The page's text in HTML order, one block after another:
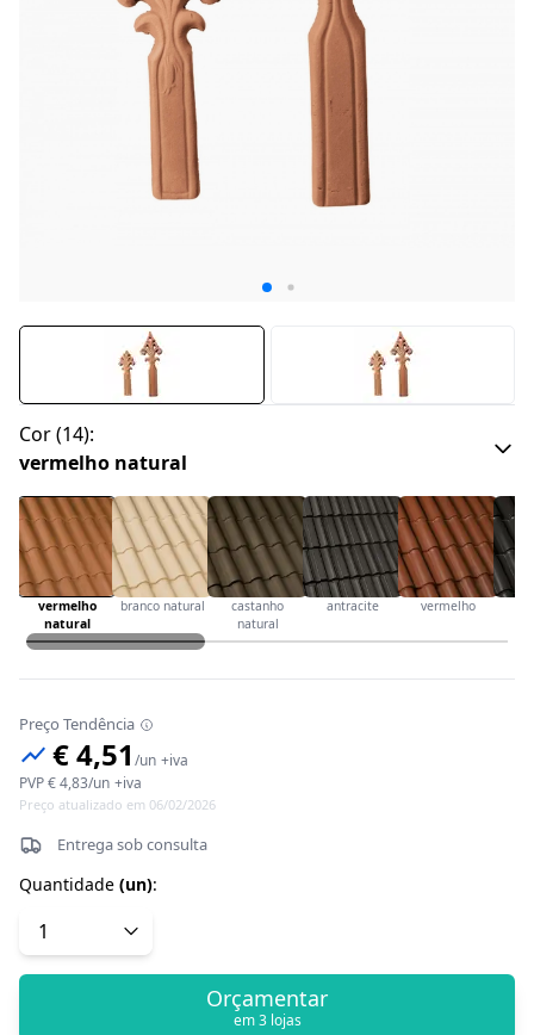
Cor(14):
vermelho natural
vermelho
natural
branco natural
castanho
natural
antracite vermelho
Preço Tendência
€ 4,51 /un +iva
PVP€ 4,83/un +iva
Preço atualizado em 06/02/2026
Entrega sob consulta
Quantidade (un):
Orçamentar
em 3 lojas